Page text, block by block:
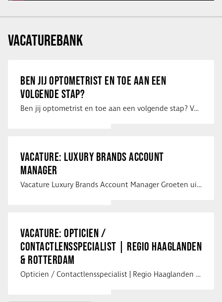
VACATUREBANK
BEN JIJ OPTOMETRIST EN TOE AAN EEN
VOLGENDE STAP?
Ben jij optometrist en toe aan een volgende stap? Voor een optiekketen is Eye …
VACATURE: LUXURY BRANDS ACCOUNT
MANAGER
Vacature Luxury Brands Account Manager Groeten uit Spanje! Vanaf mijn …
VACATURE: OPTICIEN /
CONTACTLENSSPECIALIST | REGIO HAAGLANDEN
& ROTTERDAM
Opticien / Contactlensspecialist | Regio Haaglanden & Rotterdam Saludos uit …